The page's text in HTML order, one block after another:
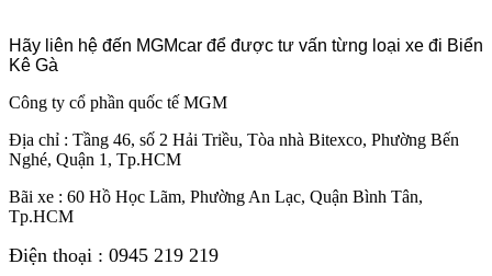
Hãy liên hệ đến MGMcar để được tư vấn từng loại xe đi Biển
Kê Gà
Công ty cổ phần quốc tế MGM
Địa chỉ : Tầng 46, số 2 Hải Triều, Tòa nhà Bitexco, Phường Bến
Nghé, Quận 1, Tp.HCM
Bãi xe : 60 Hồ Học Lãm, Phường An Lạc, Quận Bình Tân,
Tp.HCM
Điện thoại : 0945 219 219